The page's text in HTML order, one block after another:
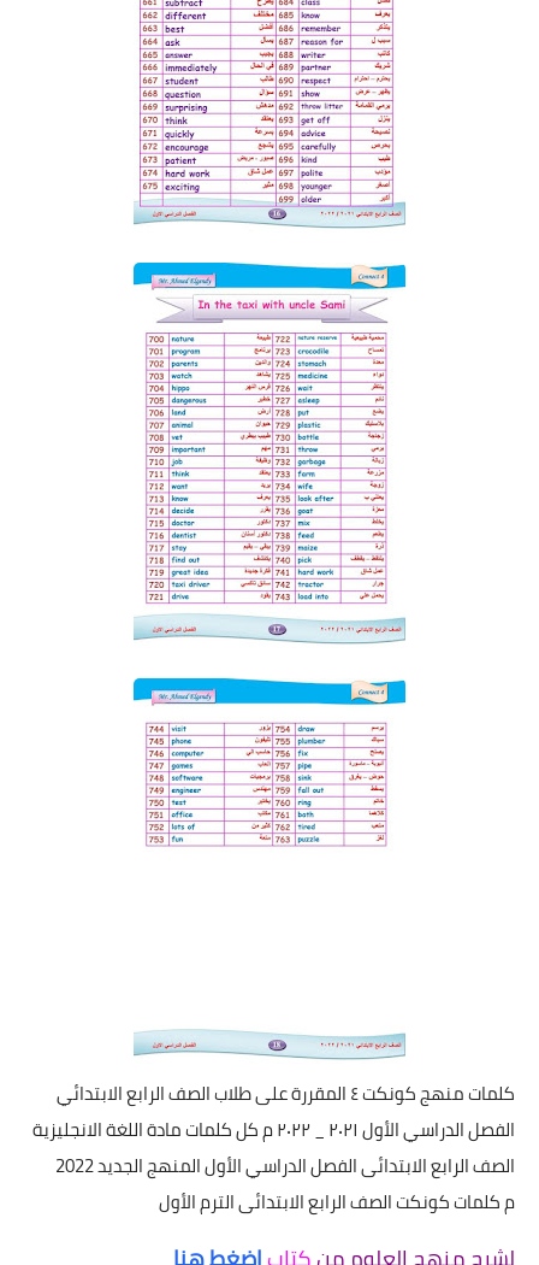
كلمات منهج كونكت ٤ المقررة على طلاب الصف الرابع الابتدائي
الفصل الدراسي الأول ٢٠٢١ _ ٢٠٢٢ م كل كلمات مادة اللغة الانجليزية
الصف الرابع الابتدائى الفصل الدراسي الأول المنهج الجديد 2022
م كلمات كونكت الصف الرابع الابتدائى الترم الأول